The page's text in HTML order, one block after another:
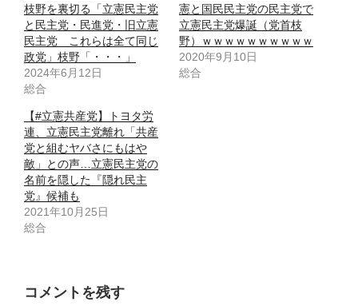
枝野を裏切る「立憲民主党
と民主党・民進党・旧立憲
民主党 これらは全て同じ
政党」枝野「・・・」
2024年6月12日
総合
憲と国民民主党の民主党で
立憲民主党爆誕（党首枝
野）ｗｗｗｗｗｗｗｗｗｗ
2020年9月10日
総合
【#立憲共産党】トヨタ労
連、立憲民主党離れ「共産
党と組むヤバさにもはや
敵」との声…立憲民主党の
名前を隠した『隠れ民主
党』候補も
2021年10月25日
総合
コメントを残す